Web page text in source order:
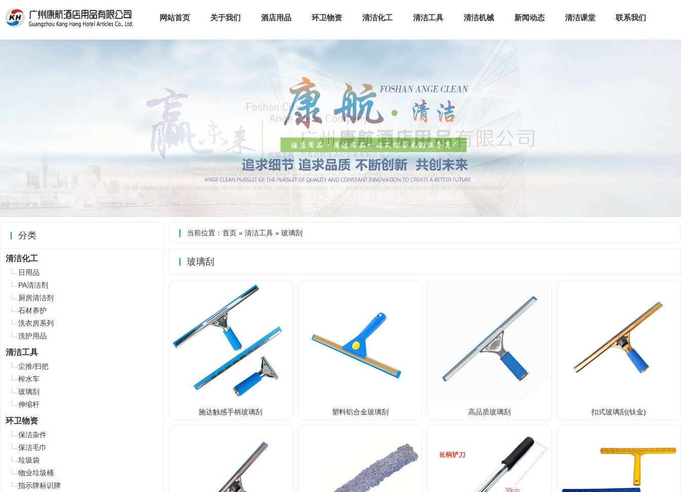
网站首页 关于我们 酒店用品 环卫物资 清洁化工 清洁工具 清洁机械 新闻动态 清洁课堂 联系我们
当前位置： 首页» 清洁工具» 玻璃刮
玻璃刮
施达触感手柄玻璃刮 塑料铝合金玻璃刮 高品质玻璃刮 扣式玻璃刮(钛金)
分类
清洁化工
日用品
PA清洁剂
厨房清洁剂
石材养护
洗衣房系列
洗护用品
清洁工具
尘推/扫把
榨水车
玻璃刮
伸缩杆
环卫物资
保洁杂件
保洁毛巾
垃圾袋
物业垃圾桶
指示牌标识牌